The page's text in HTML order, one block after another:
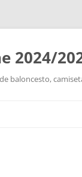
2024/
baloncesto,